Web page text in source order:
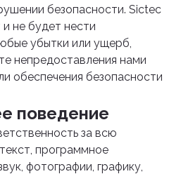
безопасности. Sictec
не будет нести
убытки или ущерб,
непредоставления нами
обеспечения безопасности
поведение
за всю
программное
фотографии, графику,